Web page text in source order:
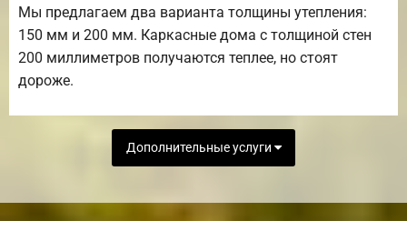
Мы предлагаем два варианта толщины утепления:
150 мм и 200 мм. Каркасные дома с толщиной стен
200 миллиметров получаются теплее, но стоят
дороже.
Дополнительные услуги